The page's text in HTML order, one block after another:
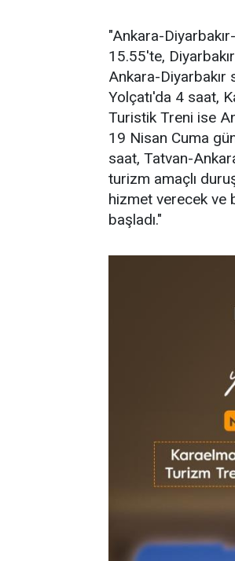
"Ankara-
15.55'te,
Ankara-
Yolçatı'da 4 saat,
Turistik Treni ise
19 Nisan Cuma
saat, Tatvan-
turizm amaçlı
hizmet verecek ve
başladı."